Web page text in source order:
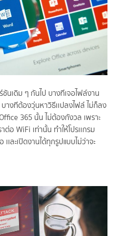
ชันเดิม ๆ กันไป บางทีเจอไฟล์งาน
างทีต้องวุ่นหาวิธีเเปลงไฟล์ ไม่ก็ลง
365 นั้น ไม่ต้องกังวล เพราะ
ต่อ WiFi เท่านั้น ทำให้โปรเเกรม
เละเปิดงานได้ทุกรูปแบบไม่ว่าจะ